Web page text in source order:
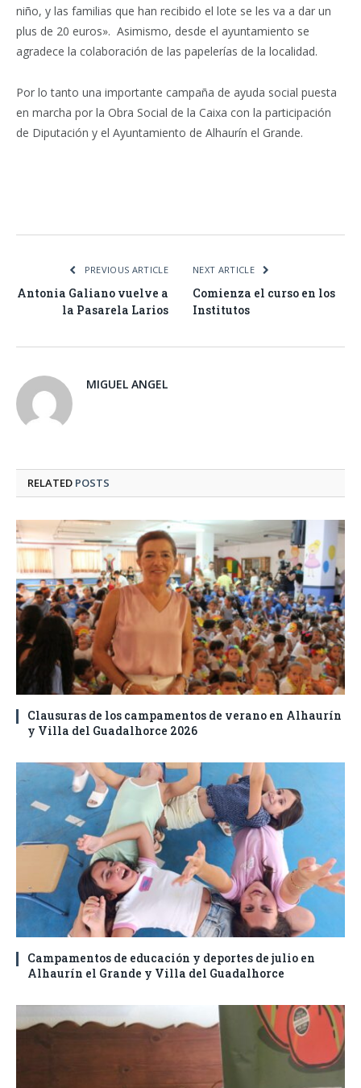
niño, y las familias que han recibido el lote se les va a dar un
plus de 20 euros». Asimismo, desde el ayuntamiento se
agradece la colaboración de las papelerías de la localidad.
Por lo tanto una importante campaña de ayuda social puesta
en marcha por la Obra Social de la Caixa con la participación
de Diputación y el Ayuntamiento de Alhaurín el Grande.
PREVIOUS ARTICLE
Antonia Galiano vuelve a
la Pasarela Larios
NEXT ARTICLE
Comienza el curso en los
Institutos
MIGUEL ANGEL
RELATED POSTS
Clausuras de los campamentos de verano en Alhaurín
y Villa del Guadalhorce 2026
Campamentos de educación y deportes de julio en
Alhaurín el Grande y Villa del Guadalhorce